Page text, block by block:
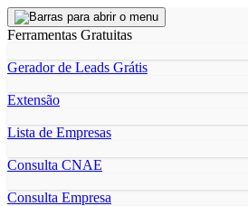
Ferramentas Gratuitas
Gerador de Leads Grátis
Extensão
Lista de Empresas
Consulta CNAE
Consulta Empresa